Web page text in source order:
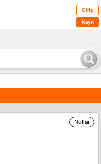
Giriş
Kayıt
Notlar